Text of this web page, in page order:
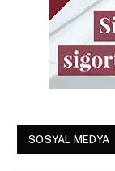
SOSYAL MEDYA